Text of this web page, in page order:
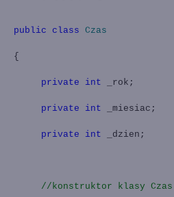
public class Czas
{
private int _rok;
private int _miesiac;
private int _dzien;
//konstruktor klasy Czas